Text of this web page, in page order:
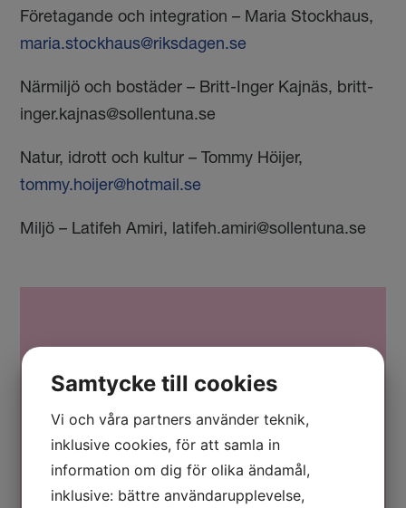
Företagande och integration – Maria Stockhaus,
maria.stockhaus@riksdagen.se
Närmiljö och bostäder – Britt-Inger Kajnäs, britt-
inger.kajnas@sollentuna.se
Natur, idrott och kultur – Tommy Höijer,
tommy.hoijer@hotmail.se
Miljö – Latifeh Amiri, latifeh.amiri@sollentuna.se
växa
Sollentuna befinner sig i en expansiv fas och
växer med många nya invånare varje år. Den
största tillväxten sker i Södra Häggvik, Tureberg
Samtycke till cookies
Vi och våra partners använder teknik,
inklusive cookies, för att samla in
information om dig för olika ändamål,
inklusive: bättre användarupplevelse,